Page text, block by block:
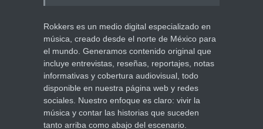
Rokkers es un medio digital especializado en
música, creado desde el norte de México para
el mundo. Generamos contenido original que
incluye entrevistas, reseñas, reportajes, notas
informativas y cobertura audiovisual, todo
disponible en nuestra página web y redes
sociales. Nuestro enfoque es claro: vivir la
música y contar las historias que suceden
tanto arriba como abajo del escenario.